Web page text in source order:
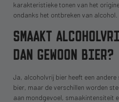
karakteristieke tonen van het
ondanks het ontbreken van alcohol.
SMAAKT
DAN GEWOON BIER?
Ja, alcoholvrij bier heeft een
bier, maar de verschillen worden
aan mondgevoel, smaakintensiteit